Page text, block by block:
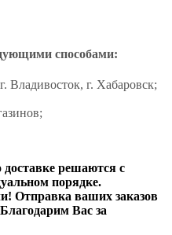
способами:
Владивосток, г. Хабаровск;
решаются с
порядке.
Отправка ваших заказов
Вас за